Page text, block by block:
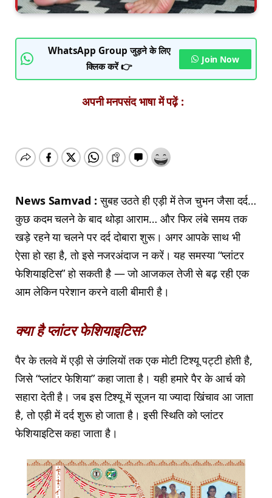
WhatsApp Group जुड़ने के लिए
क्लिक करें 👉
Join Now
अपनी मनपसंद भाषा में पढ़ें :
News Samvad : सुबह उठते ही एड़ी में तेज चुभन जैसा दर्द…
कुछ कदम चलने के बाद थोड़ा आराम… और फिर लंबे समय तक
खड़े रहने या चलने पर दर्द दोबारा शुरू। अगर आपके साथ भी
ऐसा हो रहा है, तो इसे नजरअंदाज न करें। यह समस्या “प्लांटर
फेशियाइटिस” हो सकती है — जो आजकल तेजी से बढ़ रही एक
आम लेकिन परेशान करने वाली बीमारी है।
क्या है प्लांटर फेशियाइटिस?
पैर के तलवे में एड़ी से उंगलियों तक एक मोटी टिश्यू पट्टी होती है,
जिसे “प्लांटर फेशिया” कहा जाता है। यही हमारे पैर के आर्च को
सहारा देती है। जब इस टिश्यू में सूजन या ज्यादा खिंचाव आ जाता
है, तो एड़ी में दर्द शुरू हो जाता है। इसी स्थिति को प्लांटर
फेशियाइटिस कहा जाता है।